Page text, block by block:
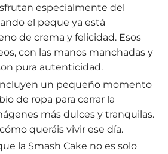
especialmente del
el peque ya está
de crema y felicidad. Esos
con las manos manchadas y
pura autenticidad.
un pequeño momento
de ropa para cerrar la
más dulces y tranquilas.
queráis vivir ese día.
la Smash Cake no es solo